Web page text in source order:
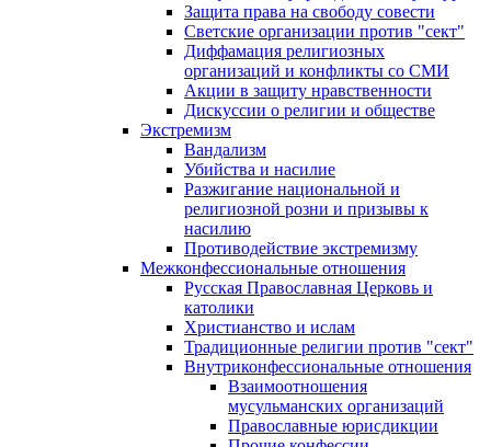
Защита права на свободу совести
Светские организации против "сект"
Диффамация религиозных
организаций и конфликты со СМИ
Акции в защиту нравственности
Дискуссии о религии и обществе
Экстремизм
Вандализм
Убийства и насилие
Разжигание национальной и
религиозной розни и призывы к
насилию
Противодействие экстремизму
Межконфессиональные отношения
Русская Православная Церковь и
католики
Христианство и ислам
Традиционные религии против "сект"
Внутриконфессиональные отношения
Взаимоотношения
мусульманских организаций
Православные юрисдикции